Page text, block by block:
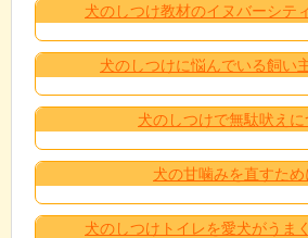
犬のしつけ教材のイヌバーシテ
犬のしつけに悩んでいる飼い
犬のしつけで無駄吠えに
犬の甘噛みを直すため
犬のしつけトイレを愛犬がうま